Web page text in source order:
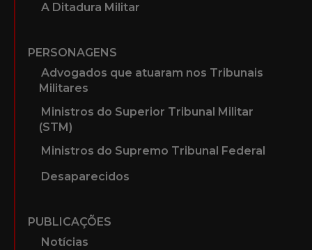
A Ditadura Militar
PERSONAGENS
Advogados que atuaram nos Tribunais
Militares
Ministros do Superior Tribunal Militar
(STM)
Ministros do Supremo Tribunal Federal
Desaparecidos
PUBLICAÇÕES
Notícias